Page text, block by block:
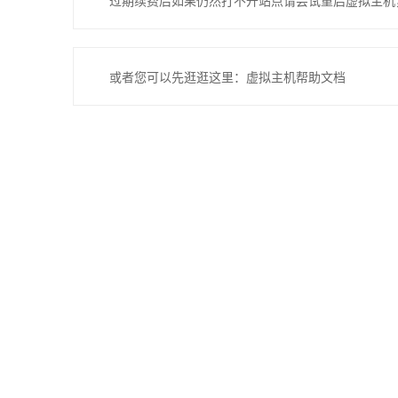
或者您可以先逛逛这里：虚拟主机帮助文档